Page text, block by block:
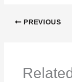
PREVIOUS